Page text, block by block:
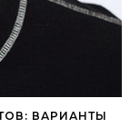
ВАРИАНТЫ